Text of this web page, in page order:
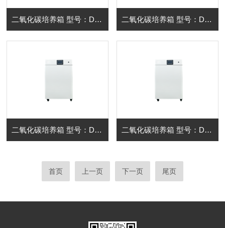
二氧化碳培养箱 型号：DHP-9052-DT 二氧化碳培养箱 型号：DHP-9082-DT
二氧化碳培养箱 型号：DHP-9162-DT 二氧化碳培养箱 型号：DHP-9272-DT
首页 上一页 下一页 尾页